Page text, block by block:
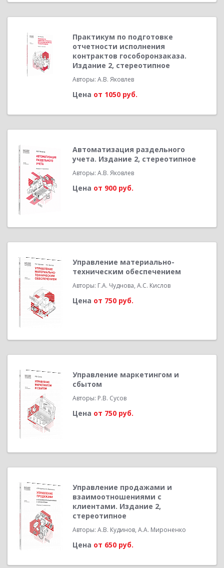
Практикум по подготовке
отчетности исполнения
контрактов гособоронзаказа.
Издание 2, стереотипное
Авторы: А.В. Яковлев
Цена от 1050 руб.
Автоматизация раздельного
учета. Издание 2, стереотипное
Авторы: А.В. Яковлев
Цена от 900 руб.
Управление материально-
техническим обеспечением
Авторы: Г.А. Чуднова, А.С. Кислов
Цена от 750 руб.
Управление маркетингом и
сбытом
Авторы: Р.В. Сусов
Цена от 750 руб.
Управление продажами и
взаимоотношениями с
клиентами. Издание 2,
стереотипное
Авторы: А.В. Кудинов, А.А. Мироненко
Цена от 650 руб.